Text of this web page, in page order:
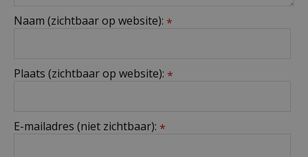
Naam (zichtbaar op website): *
Plaats (zichtbaar op website): *
E-mailadres (niet zichtbaar): *